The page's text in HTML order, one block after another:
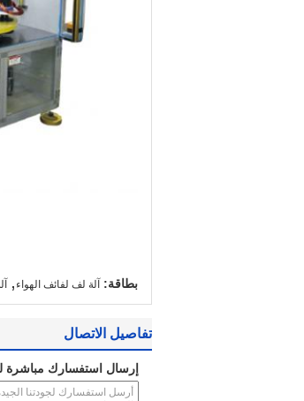
بطاقة: آلة لف لفائف الهواء
تفاصيل الاتصال
إرسال استفسارك مباشرة